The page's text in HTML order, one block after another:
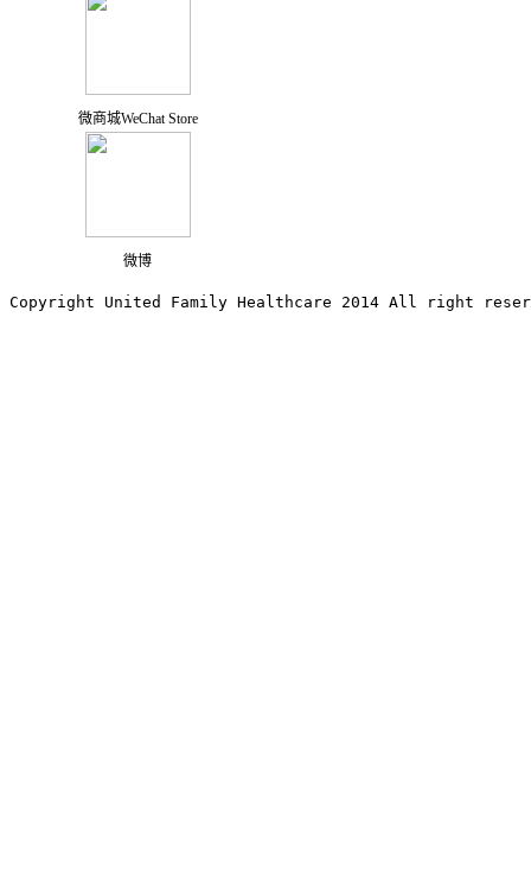
微商城WeChat Store
微博
Copyright United Family Healthcare 2014 All right